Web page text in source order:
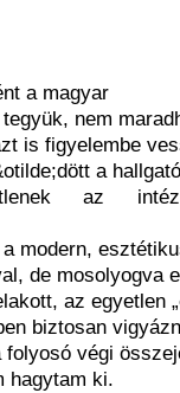
a magyar
nem
is figyelembe
a
az
modern,
de mosolyogva
az egyetlen
biztosan
végi
hagytam ki.